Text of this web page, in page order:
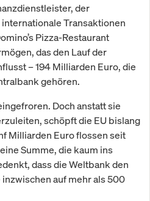
der
Transaktionen
Pizza-Restaurant
das den Lauf der
– 194 Milliarden Euro, die
gehören.
Doch anstatt sie
schöpft die EU bislang
Milliarden Euro flossen seit
Summe, die kaum ins
dass die Weltbank den
auf mehr als 500